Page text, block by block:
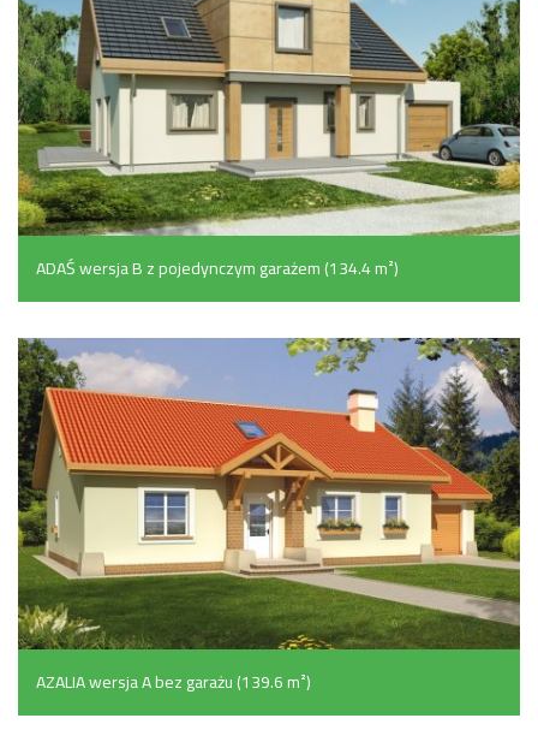
ADAŚ wersja B z pojedynczym garażem (134.4 m²)
AZALIA wersja A bez garażu (139.6 m²)